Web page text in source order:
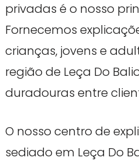
privadas é o nosso
Fornecemos
crianças, jovens e
região de Leça Do
duradouras entre
O nosso centro de
sediado em Leça Do